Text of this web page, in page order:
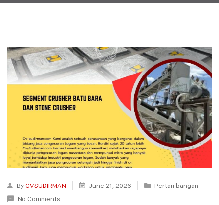
ByCVSUDIRMAN June 21, 2026
Pertambangan
No Comments